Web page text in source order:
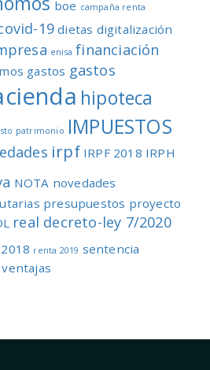
boe campaña renta
19 dietas digitalización
enisa financiación
gastos gastos
hipoteca
patrimonio IMPUESTOS
irpf IRPF 2018 IRPH
NOTA novedades
presupuestos proyecto
real decreto-ley 7/2020
renta 2019 sentencia
ventajas